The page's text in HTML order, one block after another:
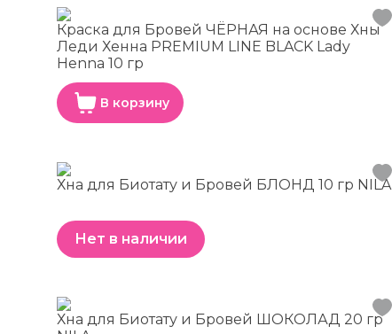
Краска для Бровей ЧЁРНАЯ на основе Хны
Леди Хенна PREMIUM LINE BLACK Lady
Henna 10 гр
В корзину
Хна для Биотату и Бровей БЛОНД 10 гр NILA
Нет в наличии
Хна для Биотату и Бровей ШОКОЛАД 20 гр